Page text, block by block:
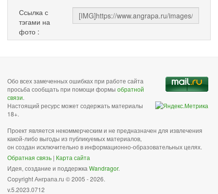
Ссылка с
тэгами на
фото :
Обо всех замеченных ошибках при работе сайта
просьба сообщать при помощи формы обратной
связи.
Настоящий ресурс может содержать материалы
18+.
Проект является некоммерческим и не предназначен для извлечения
какой-либо выгоды из публикуемых материалов,
он создан исключительно в информационно-образовательных целях.
Обратная связь | Карта сайта
Идея, создание и поддержкаWandragor.
Copyright Анграпа.ru © 2005 - 2026.
v.5.2023.0712